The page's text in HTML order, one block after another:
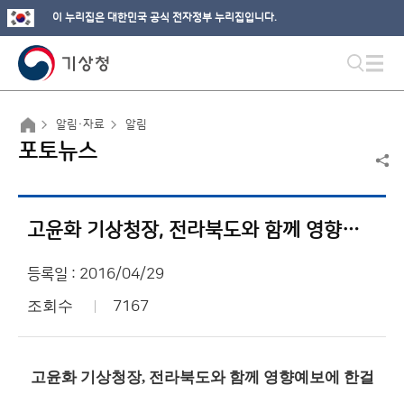
이 누리집은 대한민국 공식 전자정부 누리집입니다.
알림·자료 알림
포토뉴스
고윤화 기상청장, 전라북도와 함께 영향예보에 한걸음 다가가다!
등록일 : 2016/04/29
조회수 7167
고윤화 기상청장, 전라북도와 함께 영향예보에 한걸